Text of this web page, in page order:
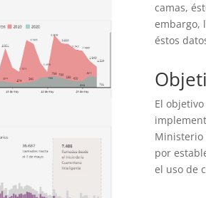
camas,
embargo,
éstos
El
Ministerio
por
el uso de